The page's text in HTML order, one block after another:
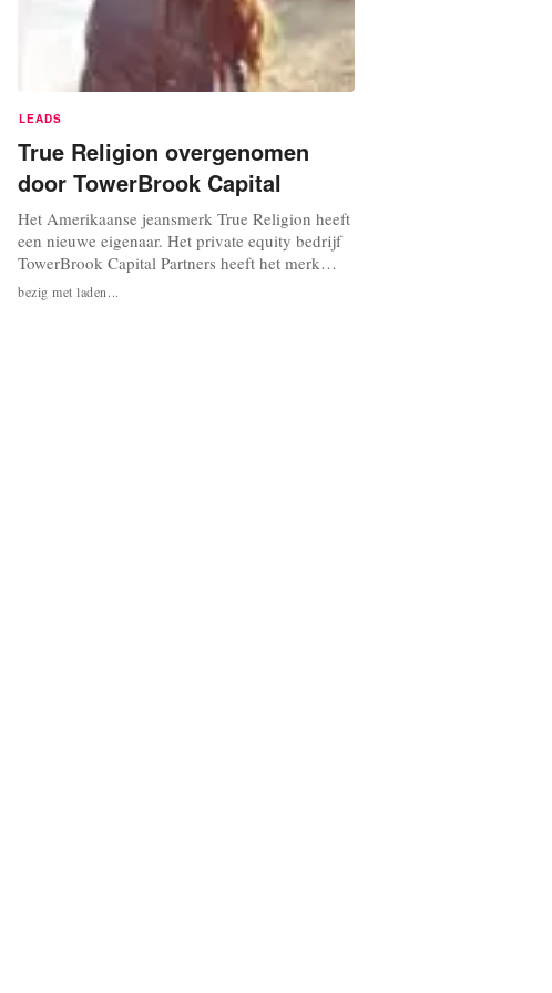
LEADS
True Religion overgenomen
door TowerBrook Capital
Het Amerikaanse jeansmerk True Religion heeft
een nieuwe eigenaar. Het private equity bedrijf
TowerBrook Capital Partners heeft het merk
voor ongeveer 835 miljoen dollar (643,4 miljoen
euro) overgenomen. Aandelen in het
bezig met laden...